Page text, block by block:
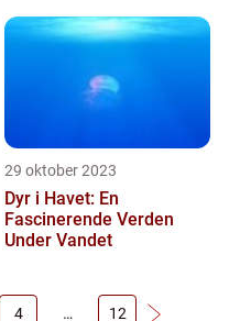
29 oktober 2023
Dyr i Havet: En
Fascinerende Verden
Under Vandet
4 … 12